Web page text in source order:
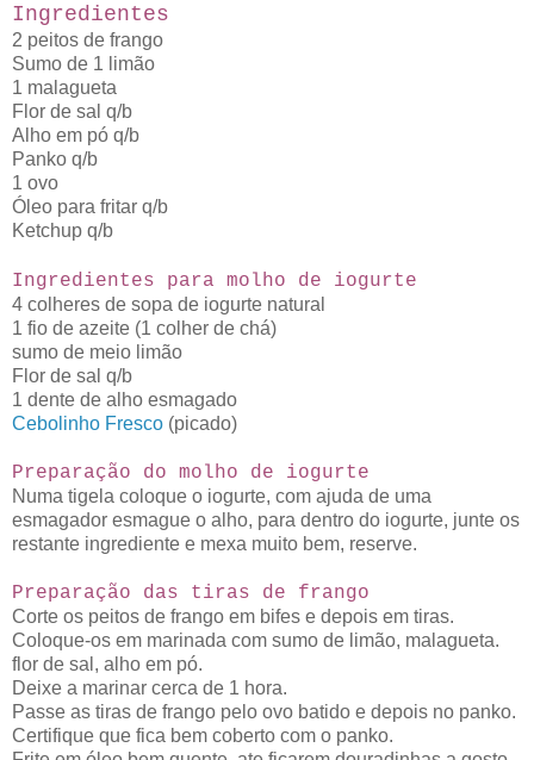
Ingredientes
2 peitos de frango
Sumo de 1 limão
1 malagueta
Flor de sal q/b
Alho em pó q/b
Panko q/b
1 ovo
Óleo para fritar q/b
Ketchup q/b
Ingredientes para molho de iogurte
4 colheres de sopa de iogurte natural
1 fio de azeite (1 colher de chá)
sumo de meio limão
Flor de sal q/b
1 dente de alho esmagado
Cebolinho Fresco (picado)
Preparação do molho de iogurte
Numa tigela coloque o iogurte, com ajuda de uma
esmagador esmague o alho, para dentro do iogurte, junte os
restante ingrediente e mexa muito bem, reserve.
Preparação das tiras de frango
Corte os peitos de frango em bifes e depois em tiras.
Coloque-os em marinada com sumo de limão, malagueta.
flor de sal, alho em pó.
Deixe a marinar cerca de 1 hora.
Passe as tiras de frango pelo ovo batido e depois no panko.
Certifique que fica bem coberto com o panko.